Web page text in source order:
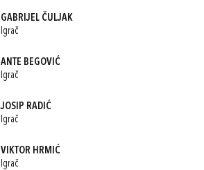
GABRIJEL ČULJAK
Igrač
ANTE BEGOVIĆ
Igrač
JOSIP RADIĆ
Igrač
VIKTOR HRMIĆ
Igrač